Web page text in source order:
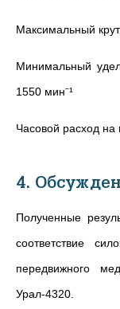
Максимальный
Минимальный
1550 мин⁻¹
Часовой расход
4.
Полученные
соответствие
передвижного
Урал-4320.